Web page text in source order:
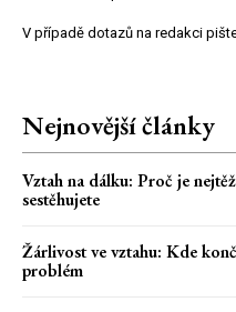
V případě dotazů na redakci
Nejnovější články
Vztah na dálku: Proč je
sestěhujete
Žárlivost ve vztahu: Kde
problém